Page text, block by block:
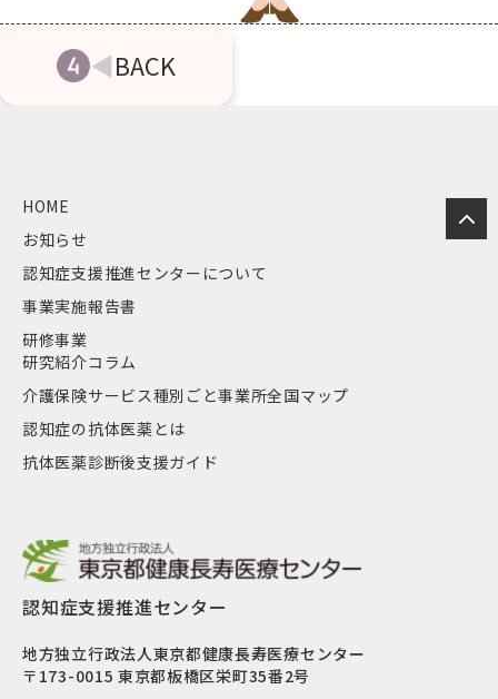
◀BACK
認知症支援推進センター
地方独立行政法人東京都健康長寿医療センター
〒173-0015 東京都板橋区栄町35番2号
HOME
お知らせ
認知症支援推進センターについて
事業実施報告書
研修事業
研究紹介コラム
介護保険サービス種別ごと事業所全国マップ
認知症の抗体医薬とは
抗体医薬診断後支援ガイド